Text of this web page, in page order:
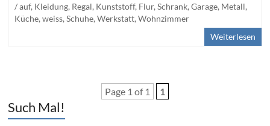
/ auf, Kleidung, Regal, Kunststoff, Flur,Schrank,Garage, Metall,
Küche,weiss,Schuhe,Werkstatt,Wohnzimmer
Weiterlesen
Page 1 of 1 1
Such Mal!